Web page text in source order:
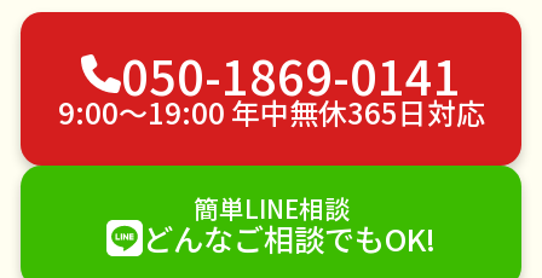
不用品回収
ゴミ屋敷片付け
草刈り・草むしり
植木の伐採
手すり取り付け
ペットのお世話
エアコンクリーニング
DIY・日曜大工
ハウスクリーニング
雪かき・雪下ろし
電球交換
襖（ふすま）の張替え
空き家管理
害獣駆除
防草シート施工
ナメクジ駆除
050-1869-0141
9:00〜19:00 年中無休365日対応
簡単LINE相談
どんなご相談でもOK!